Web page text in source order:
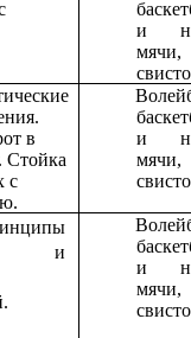
и
в
Стойка
с
и
и
и